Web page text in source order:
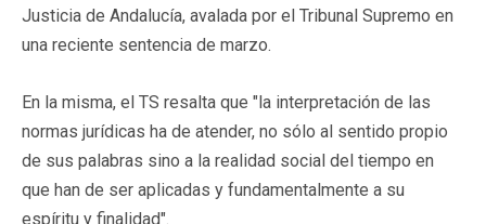
Justicia de Andalucía, avalada por el Tribunal Supremo en
una reciente sentencia de marzo.
En la misma, el TS resalta que "la interpretación de las
normas jurídicas ha de atender, no sólo al sentido propio
de sus palabras sino a la realidad social del tiempo en
que han de ser aplicadas y fundamentalmente a su
espíritu y finalidad".